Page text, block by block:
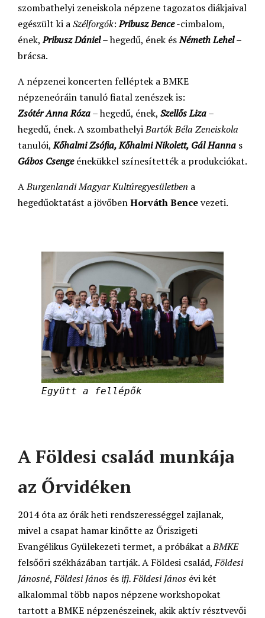
szombathelyi zeneiskola népzene tagozatos diákjaival
egészült ki aSzélforgók:Pribusz Bence-cimbalom,
ének,Pribusz Dániel– hegedű, ének ésNémeth Lehel–
brácsa.
A népzenei koncerten felléptek a BMKE
népzeneóráin tanuló fiatal zenészek is:
Zsótér Anna Róza– hegedű, ének, Szellős Liza–
hegedű, ének. A szombathelyiBartók Béla Zeneiskola
tanulói,Kőhalmi Zsófia, Kőhalmi Nikolett, Gál Hanna s
Gábos Csengeénekükkel színesítették a produkciókat.
ABurgenlandi Magyar Kultúregyesületben a
hegedűoktatást a jövőbenHorváth Bencevezeti.
Együtt a fellépők
A Földesi család munkája
az Őrvidéken
2014 óta az órák heti rendszerességgel zajlanak,
mivel a csapat hamar kinőtte az Őriszigeti
Evangélikus Gyülekezeti termet, a próbákat aBMKE
felsőőri székházában tartják. A Földesi család,Földesi
Jánosné,Földesi János és ifj. Földesi János évi két
alkalommal több napos népzene workshopokat
tartott a BMKE népzenészeinek, akik aktív résztvevői